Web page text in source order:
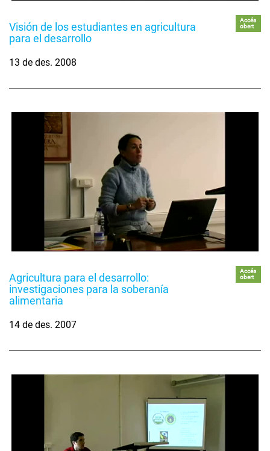
Visión de los estudiantes en agricultura
para el desarrollo
Accés
obert
13 de des. 2008
Agricultura para el desarrollo:
investigaciones para la soberanía
alimentaria
Accés
obert
14 de des. 2007